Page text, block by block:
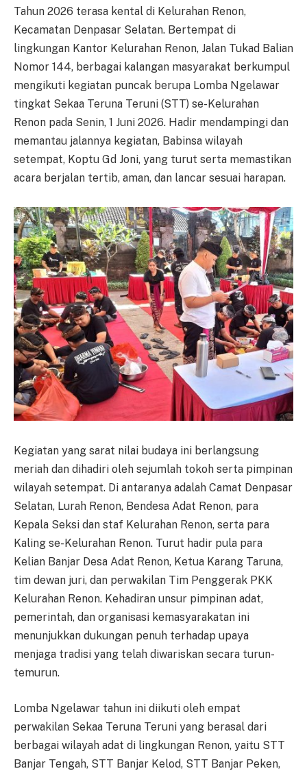
Tahun 2026 terasa kental di Kelurahan Renon,
Kecamatan Denpasar Selatan. Bertempat di
lingkungan Kantor Kelurahan Renon, Jalan Tukad Balian
Nomor 144, berbagai kalangan masyarakat berkumpul
mengikuti kegiatan puncak berupa Lomba Ngelawar
tingkat Sekaa Teruna Teruni (STT) se-Kelurahan
Renon pada Senin, 1 Juni 2026. Hadir mendampingi dan
memantau jalannya kegiatan, Babinsa wilayah
setempat, Koptu Gd Joni, yang turut serta memastikan
acara berjalan tertib, aman, dan lancar sesuai harapan.
Kegiatan yang sarat nilai budaya ini berlangsung
meriah dan dihadiri oleh sejumlah tokoh serta pimpinan
wilayah setempat. Di antaranya adalah Camat Denpasar
Selatan, Lurah Renon, Bendesa Adat Renon, para
Kepala Seksi dan staf Kelurahan Renon, serta para
Kaling se-Kelurahan Renon. Turut hadir pula para
Kelian Banjar Desa Adat Renon, Ketua Karang Taruna,
tim dewan juri, dan perwakilan Tim Penggerak PKK
Kelurahan Renon. Kehadiran unsur pimpinan adat,
pemerintah, dan organisasi kemasyarakatan ini
menunjukkan dukungan penuh terhadap upaya
menjaga tradisi yang telah diwariskan secara turun-
temurun.
Lomba Ngelawar tahun ini diikuti oleh empat
perwakilan Sekaa Teruna Teruni yang berasal dari
berbagai wilayah adat di lingkungan Renon, yaitu STT
Banjar Tengah, STT Banjar Kelod, STT Banjar Peken,